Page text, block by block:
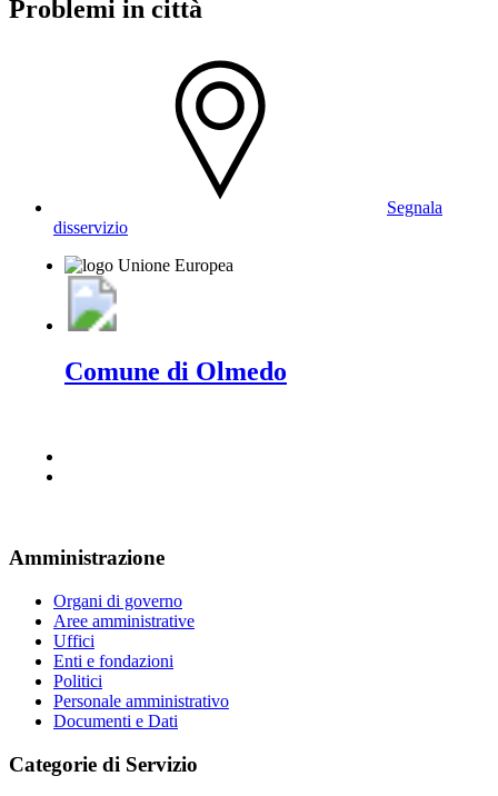
Problemi in città
Segnala
disservizio
Comune di Olmedo
Amministrazione
Organi di governo
Aree amministrative
Uffici
Enti e fondazioni
Politici
Personale amministrativo
Documenti e Dati
Categorie di Servizio